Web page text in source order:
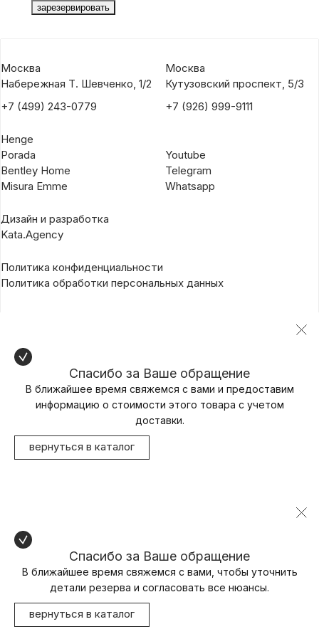
Москва
Набережная Т. Шевченко, 1/2
+7 (499) 243-0779
Москва
Кутузовский проспект, 5/3
+7 (926) 999-9111
Henge
Porada
Bentley Home
Misura Emme
Youtube
Telegram
Whatsapp
Дизайн и разработка
Kata.Agency
Политика конфиденциальности
Политика обработки персональных данных
Спасибо за Ваше обращение
В ближайшее время свяжемся с вами и предоставим
информацию о стоимости этого товара с учетом
доставки.
вернуться в каталог
Спасибо за Ваше обращение
В ближайшее время свяжемся с вами, чтобы уточнить
детали резерва и согласовать все нюансы.
вернуться в каталог